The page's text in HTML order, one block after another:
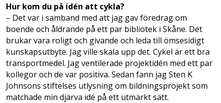
Hur kom du på idén att cykla?
– Det var i samband med att jag gav föredrag om
boende och åldrande på ett par bibliotek i Skåne. Det
brukar vara roligt och givande och leda till ömsesidigt
kunskapsutbyte. Jag ville skala upp det. Cykel är ett bra
transportmedel. Jag ventilerade projektidén med ett par
kollegor och de var positiva. Sedan fann jag Sten K
Johnsons stiftelses utlysning om bildningsprojekt som
matchade min djärva idé på ett utmärkt sätt.